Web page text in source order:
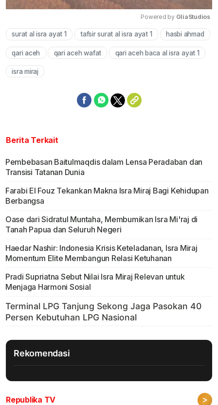
Mute
Powered by GliaStudios
surat al isra ayat 1 tafsir surat al isra ayat 1 hasbi ahmad
qari aceh qari aceh wafat qari aceh baca al isra ayat 1
isra miraj
Berita Terkait
Pembebasan Baitulmaqdis dalam Lensa Peradaban dan
Transisi Tatanan Dunia
Farabi El Fouz Tekankan Makna Isra Miraj Bagi Kehidupan
Berbangsa
Oase dari Sidratul Muntaha, Membumikan Isra Mi'raj di
Tanah Papua dan Seluruh Negeri
Haedar Nashir: Indonesia Krisis Keteladanan, Isra Miraj
Momentum Elite Membangun Relasi Ketuhanan
Pradi Supriatna Sebut Nilai Isra Miraj Relevan untuk
Menjaga Harmoni Sosial
Rekomendasi
Republika TV >